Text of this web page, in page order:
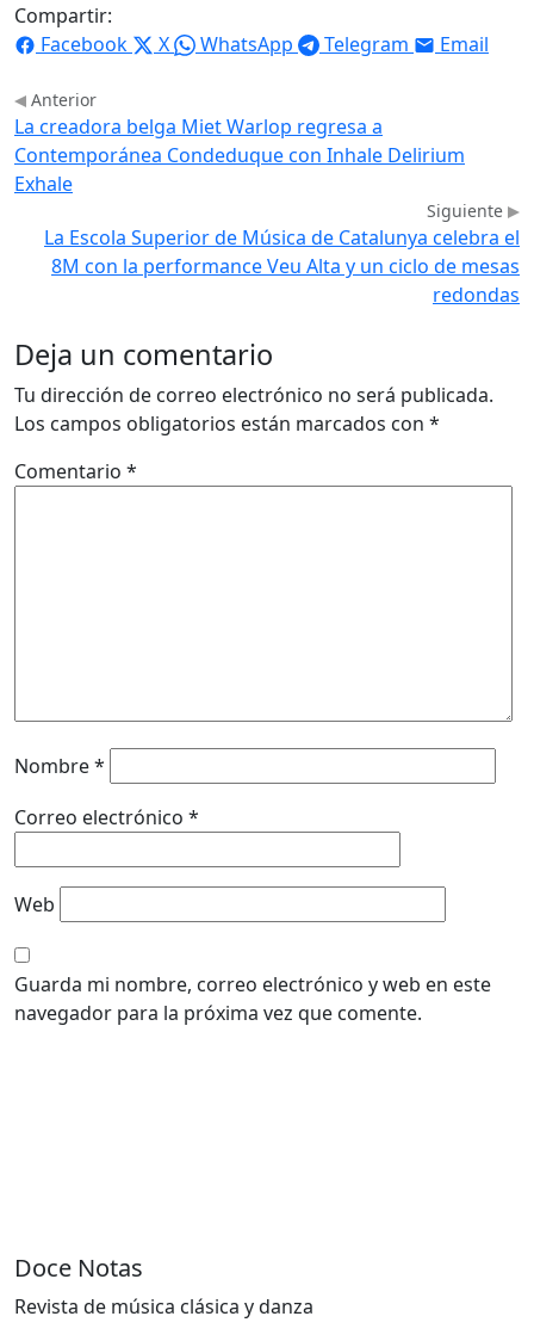
Compartir:
Facebook
X WhatsApp Telegram Email
Anterior
La creadora belga Miet Warlop regresa a
Contemporánea Condeduque con Inhale Delirium
Exhale
Siguiente
La Escola Superior de Música de Catalunya celebra el
8M con la performance Veu Alta y un ciclo de mesas
redondas
Deja un comentario
Tu dirección de correo electrónico no será publicada.
Los campos obligatorios están marcados con *
Comentario *
Nombre*
Correo electrónico *
Web
Guarda mi nombre, correo electrónico y web en este
navegador para la próxima vez que comente.
Doce Notas
Revista de música clásica y danza